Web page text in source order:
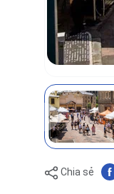
Chia sẻ